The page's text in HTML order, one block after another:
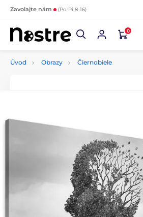
Zavolajte nám (Po-Pi 8-16)
0
Úvod Obrazy Čiernobiele